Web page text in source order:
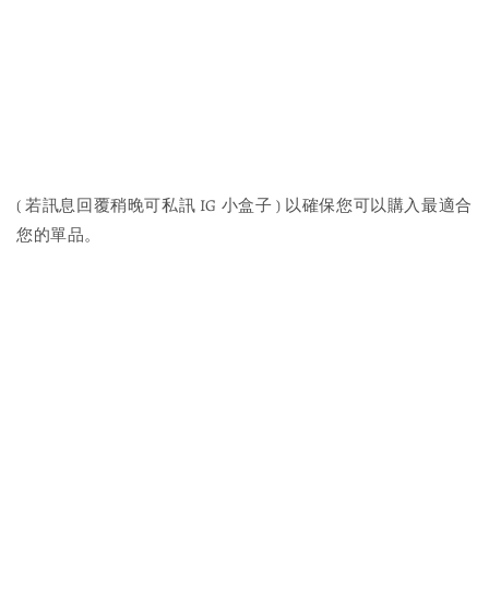
( 若訊息回覆稍晚可私訊 IG 小盒子 ) 以確保您可以購入最適合
您的單品。